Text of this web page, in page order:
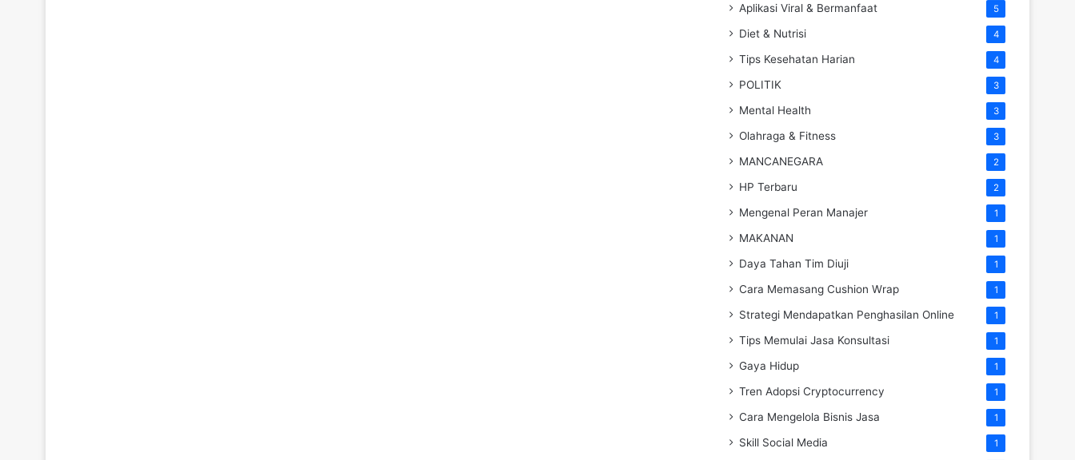
Aplikasi Viral & Bermanfaat 5
Diet & Nutrisi 4
Tips Kesehatan Harian 4
POLITIK 3
Mental Health 3
Olahraga & Fitness 3
MANCANEGARA 2
HP Terbaru 2
Mengenal Peran Manajer 1
MAKANAN 1
Daya Tahan Tim Diuji 1
Cara Memasang Cushion Wrap 1
Strategi Mendapatkan Penghasilan Online 1
Tips Memulai Jasa Konsultasi 1
Gaya Hidup 1
Tren Adopsi Cryptocurrency 1
Cara Mengelola Bisnis Jasa 1
Skill Social Media 1